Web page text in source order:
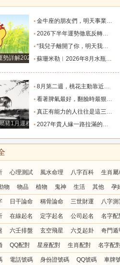
勢詳解2024.12.23-12.29
金牛座的朋友們，明天事業迎來新高峰，不要再默默付出而錯失機會！_工作_宇宙_能量
2026下半年運勢徹底反轉迎來好運的四大星座！舊篇章結束，新的機遇之門敞開_時期_獅子座_重擔
“我兒子離開了你，明天我就能幫他重新找一個好樣的女人！”_伴侶_星座_尋找
蘇珊米勒︱2026年8月水瓶座月度運勢_合作_木星_滿月
豬1月運程解析
8月第二週，桃花主動靠近，遇到值得認識的人的三個星座_雙子座_東西_地方
看著脾氣最好，翻臉時最狠！立秋後這三大星座撕掉偽裝，誰碰底線誰倒黴_金牛座_星象_天秤座
真正有能力的人往往是這三個星座，既能獨立完成也懂得借助團隊_水瓶_協作_一個人
2027年貴人緣一路拉滿的三大生肖！處處有人幫扶，全年順風順水少坎坷_合作_人脈_事業
心理測試 風水命理 八字百科 生肖屬
物 物品 植物 鬼神 生活 其他 孕
日干論命 稱骨論命 三世財運 八字測
在線起名 定字起名 公司起名 名字配
六壬排盤 玄空飛星 六爻起卦 奇門遁
QQ配對 星座配對 生肖配對 名字配
電話號碼 身份證號碼 QQ號碼 車牌